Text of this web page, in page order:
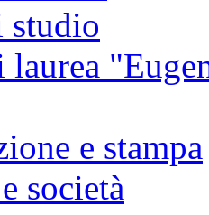
studio
laurea
e stampa
società